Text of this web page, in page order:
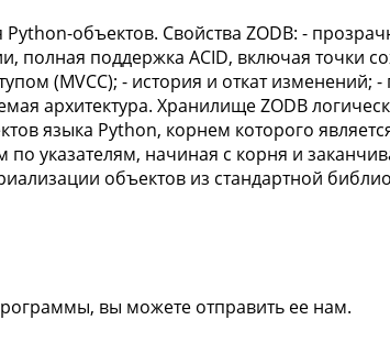
объектов. Свойства ZODB: -
полная поддержка ACID, включая точки
(MVCC); - история и откат изменений;
архитектура. Хранилище ZODB
языка Python, корнем которого
указателям, начиная с корня и
объектов из стандартной
вы можете отправить ее нам.